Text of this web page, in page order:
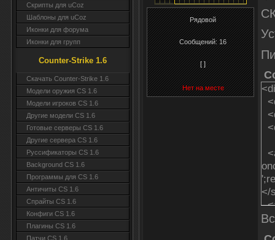
Скрипты для uCoz
Шаблоны для uCoz
Иконки для форума
Иконки для групп
Counter-Strike 1.6
Скачать Counter-Strike 1.6
Модели оружия CS 1.6
Модели игроков CS 1.6
Другие модели CS 1.6
Готовые серверы CS 1.6
Другие сервера CS 1.6
Руссификаторы CS 1.6
Background CS 1.6
Программы для CS 1.6
Античиты CS 1.6
Спрайты CS 1.6
Конфиги CS 1.6
Плагины CS 1.6
Патчи CS 1.6
Рядовой
Сообщений:16
[ ]
Нет на месте
</